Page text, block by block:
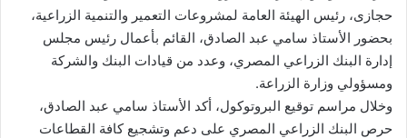
حجازى، رئيس الهيئة العامة لمشروعات التعمير والتنمية الزراعية،
بحضور الأستاذ سامي عبد الصادق، القائم بأعمال رئيس مجلس
إدارة البنك الزراعي المصري، وعدد من قيادات البنك والشركة
ومسؤولي وزارة الزراعة.
وخلال مراسم توقيع البروتوكول، أكد الأستاذ سامي عبد الصادق،
حرص البنك الزراعي المصري على دعم وتشجيع كافة القطاعات